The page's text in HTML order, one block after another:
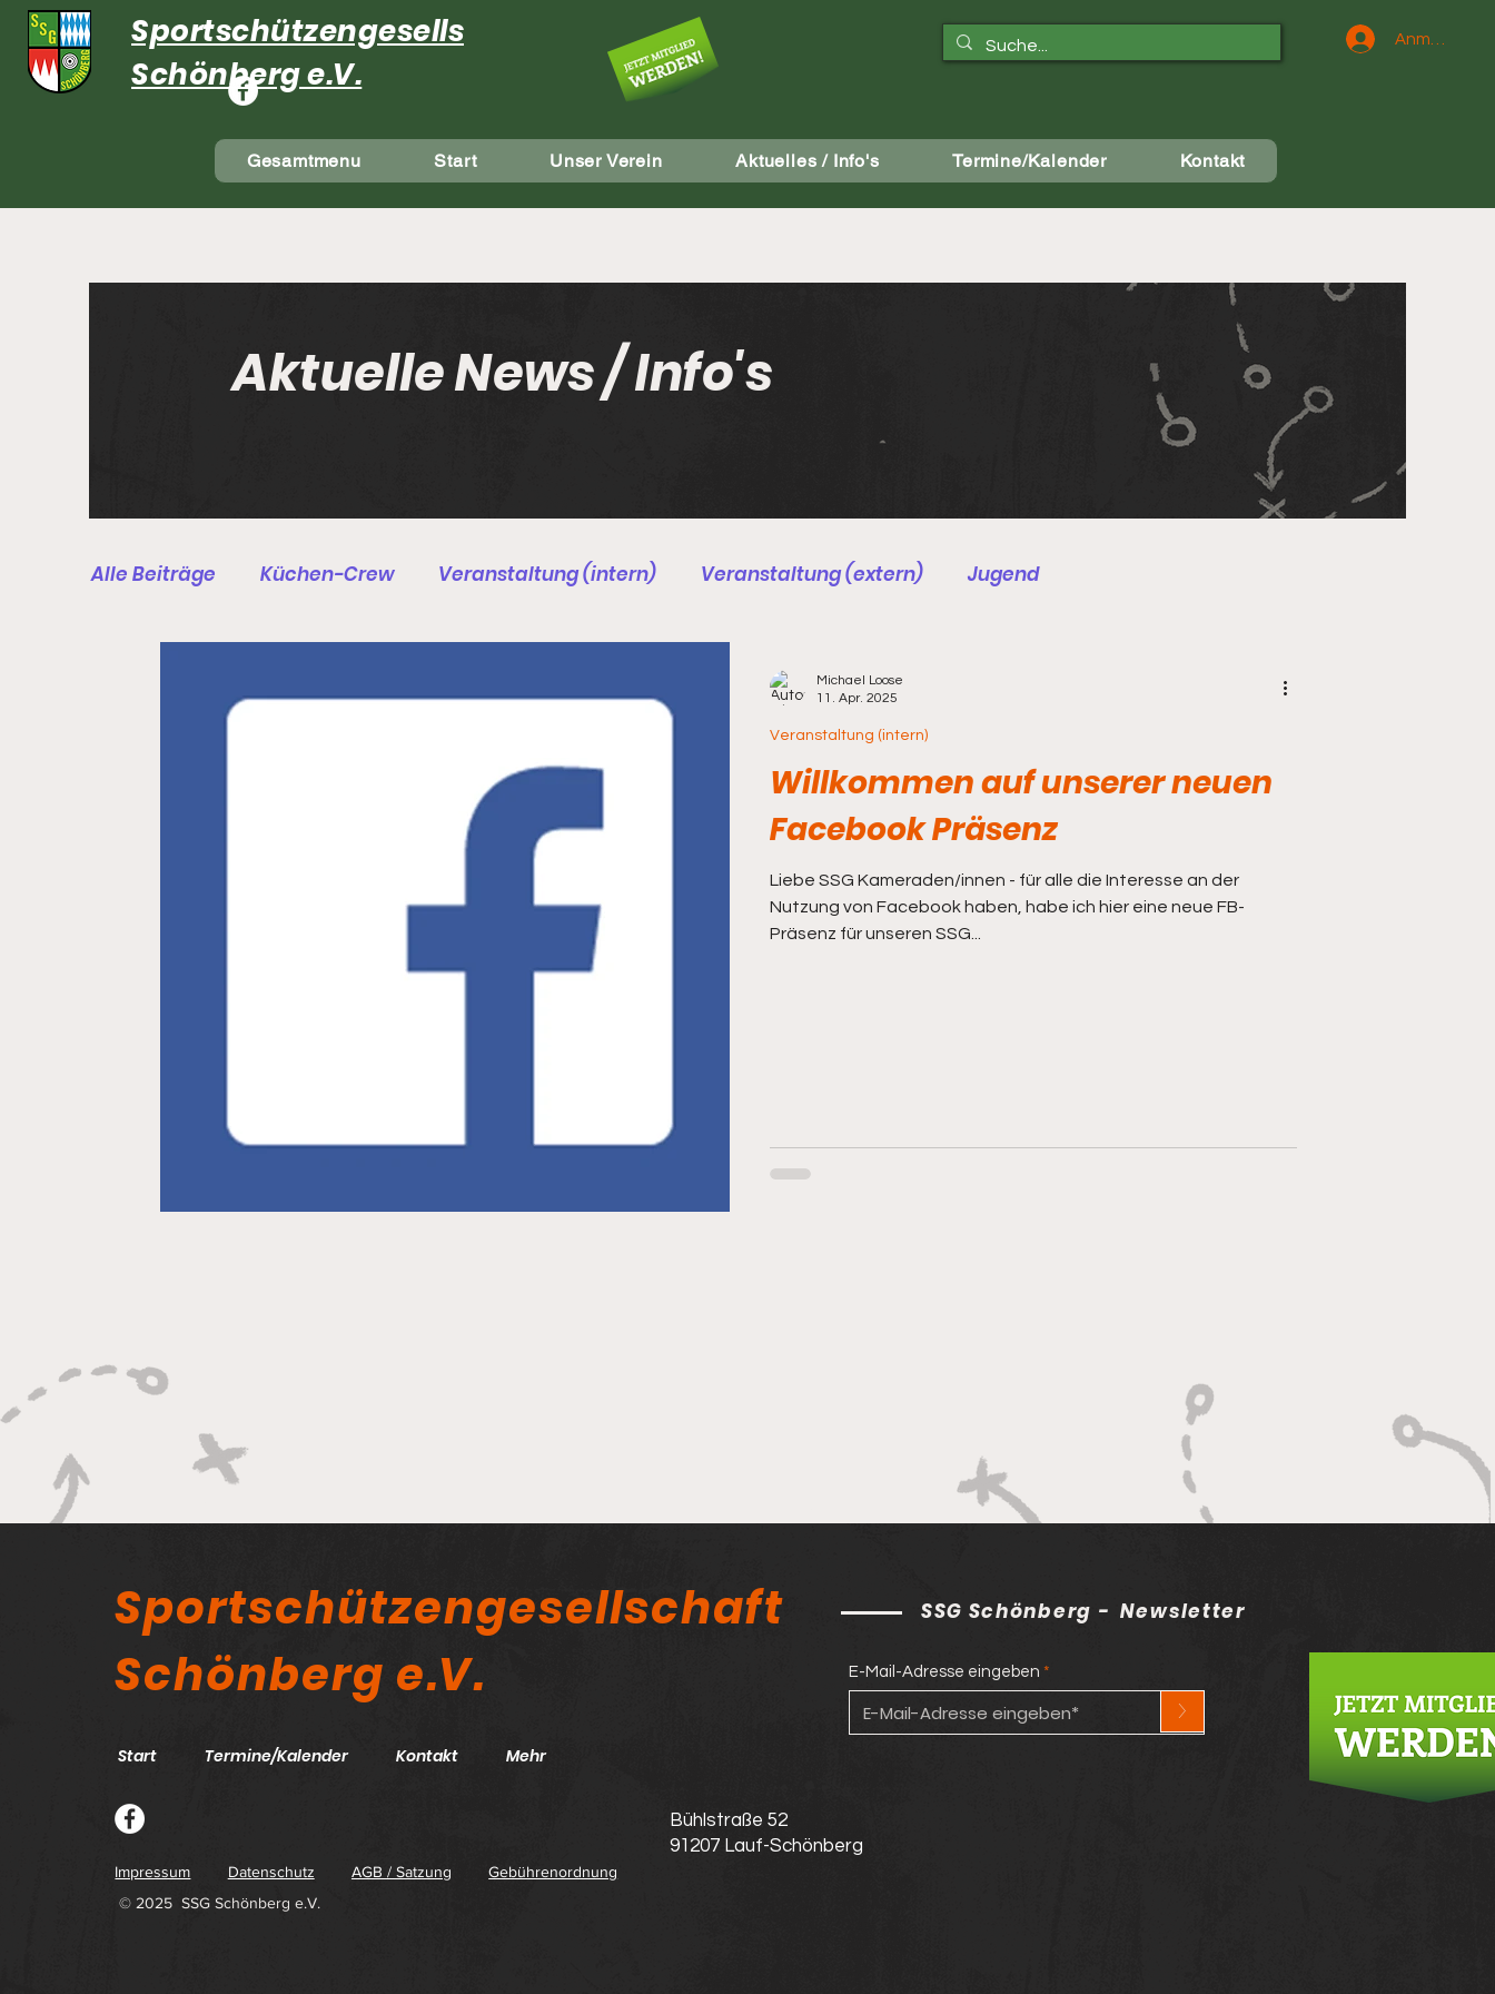
Sportschützengesellschaft
Schönberg e.V.
Gesamtmenu Start Unser Verein Aktuelles / Info's Termine/Kalender Kontakt
Anmelden
Aktuelle News / Info's
Alle Beiträge Küchen-Crew Veranstaltung (intern) Veranstaltung (extern) Jugend
Willkommen auf unserer neuen
Facebook Präsenz
Liebe SSG Kameraden/innen - für alle die Interesse an der
Nutzung von Facebook haben, habe ich hier eine neue FB-
Präsenz für unseren SSG...
Veranstaltung (intern)
Michael Loose
11. Apr. 2025
Sportschützengesellschaft
Schönberg e.V.
Start Termine/Kalender Kontakt Mehr
Impressum Datenschutz AGB / Satzung
Gebührenordnung
© 2025 SSG Schönberg e.V.
SSG Schönberg - Newsletter
E-Mail-Adresse eingeben
>
Bühlstraße 52
91207 Lauf-Schönberg